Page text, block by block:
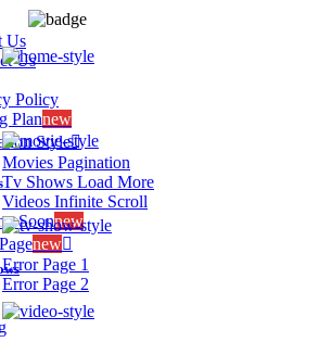
Us
Us
Policy
Plannew
Style
Movies Pagination
Tv Shows Load More
Videos Infinite Scroll
Soonnew
new
Error Page 1
Error Page 2